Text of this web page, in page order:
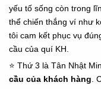
yếu tố sống còn trong
thể chiến thắng ví như
tôi cam kết phục vụ
cầu của quí KH.
⭐ Thứ 3 là Tân Nhật
cầu của khách hàng .